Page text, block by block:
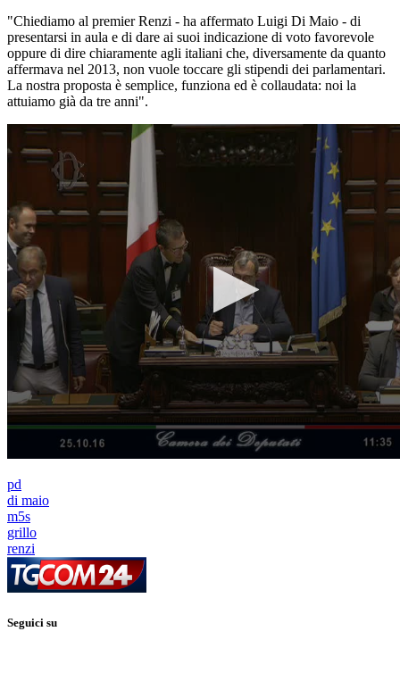
"Chiediamo al premier Renzi - ha affermato Luigi Di Maio - di
presentarsi in aula e di dare ai suoi indicazione di voto favorevole
oppure di dire chiaramente agli italiani che, diversamente da quanto
affermava nel 2013, non vuole toccare gli stipendi dei parlamentari.
La nostra proposta è semplice, funziona ed è collaudata: noi la
attuiamo già da tre anni".
pd
di maio
m5s
grillo
renzi
Seguici su